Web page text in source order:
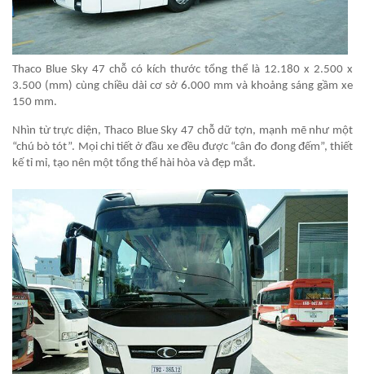
Thaco Blue Sky 47 chỗ có kích thước tổng thể là 12.180 x 2.500 x
3.500 (mm) cùng chiều dài cơ sở 6.000 mm và khoảng sáng gầm xe
150 mm.
Nhìn từ trực diện, Thaco Blue Sky 47 chỗ dữ tợn, mạnh mẽ như một
“chú bò tót”. Mọi chi tiết ở đầu xe đều được “cân đo đong đếm”, thiết
kế tỉ mỉ, tạo nên một tổng thể hài hòa và đẹp mắt.